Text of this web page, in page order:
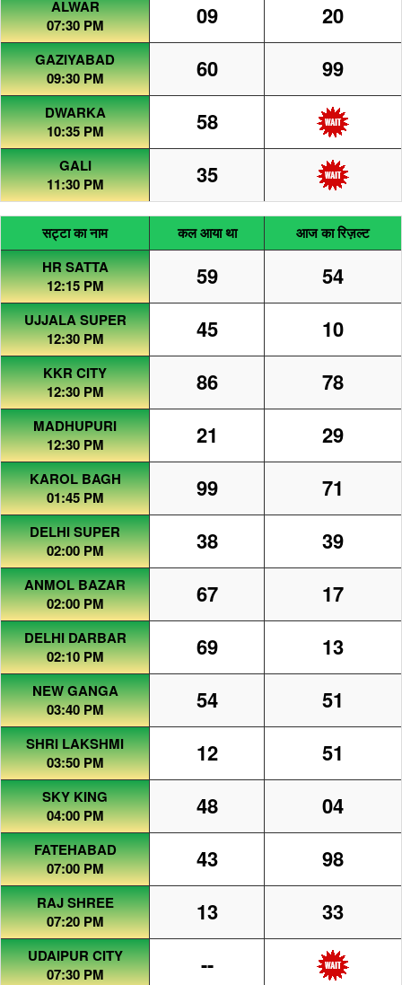
ALWAR
07:30 PM
09 20
GAZIYABAD
09:30 PM
60 99
DWARKA
10:35 PM
58
GALI
11:30 PM
35
सट्टा का नाम कल आया था
आज का रिज़ल्ट
HR SATTA
12:15 PM
59 54
UJJALA SUPER
12:30 PM
45 10
KKR CITY
12:30 PM
86 78
MADHUPURI
12:30 PM
21 29
KAROL BAGH
01:45 PM
99 71
DELHI SUPER
02:00 PM
38 39
ANMOL BAZAR
02:00 PM
67 17
DELHI DARBAR
02:10 PM
69 13
NEW GANGA
03:40 PM
54 51
SHRI LAKSHMI
03:50 PM
12 51
SKY KING
04:00 PM
48 04
FATEHABAD
07:00 PM
43 98
RAJ SHREE
07:20 PM
13 33
UDAIPUR CITY
07:30 PM
--